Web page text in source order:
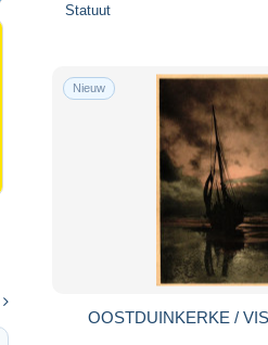
Statuut
Nieuw
OOSTDUINKERKE /